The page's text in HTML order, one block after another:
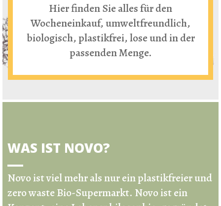
Hier finden Sie alles für den
Wocheneinkauf, umweltfreundlich,
biologisch, plastikfrei, lose und in der
passenden Menge.
WAS IST NOVO?
Novo ist viel mehr als nur einplastikfreier und
zero waste Bio-Supermarkt. Novo ist ein